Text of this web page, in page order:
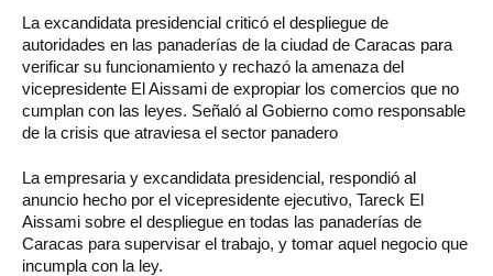
La excandidata presidencial criticó el despliegue de
autoridades en las panaderías de la ciudad de Caracas para
verificar su funcionamiento y rechazó la amenaza del
vicepresidente El Aissami de expropiar los comercios que no
cumplan con las leyes. Señaló al Gobierno como responsable
de la crisis que atraviesa el sector panadero
La empresaria y excandidata presidencial, respondió al
anuncio hecho por el vicepresidente ejecutivo, Tareck El
Aissami sobre el despliegue en todas las panaderías de
Caracas para supervisar el trabajo, y tomar aquel negocio que
incumpla con la ley.